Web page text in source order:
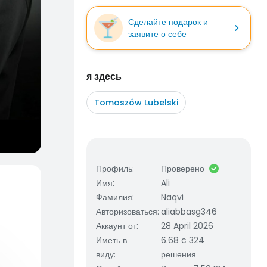
Сделайте подарок и
заявите о себе
я здесь
Tomaszów Lubelski
Профиль:
Проверено
Имя:
Ali
Фамилия:
Naqvi
Авторизоваться: aliabbasg346
Аккаунт от:
28 April 2026
Иметь в
виду:
6.68 c 324
решения